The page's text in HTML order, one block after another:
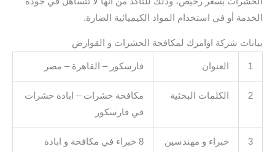
الخدمة أو في استخدام المواد الكيميائية الضارة.
بيانات شركة اوامرك لمكافحة الحشرات و القوارض
1 العنوان فارسكور – القاهرة – مصر
2 الكلمات البحثية
مكافحة حشرات – ابادة حشرات
في فارسكور
3
خبراء و مهندسين
8 خبراء في مكافحة و ابادة